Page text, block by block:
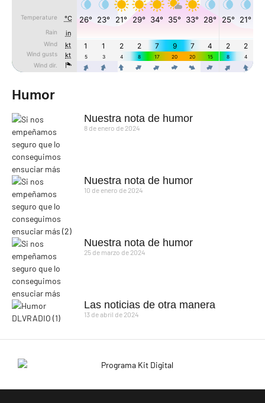
Humor
Nuestra nota de humor
8 de enero de 2024
Nuestra nota de humor
10 de enero de 2024
Nuestra nota de humor
25 de marzo de 2024
Las noticias de otra manera
13 de abril de 2024